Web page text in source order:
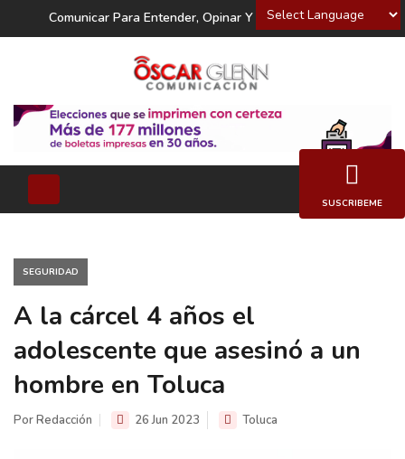
Powered by
Comunicar Para Entender, Opinar Y Decidir
SEGURIDAD
A la cárcel 4 años el
adolescente que asesinó a un
hombre en Toluca
Por Redacción 26 Jun 2023 Toluca
SUSCRIBEME